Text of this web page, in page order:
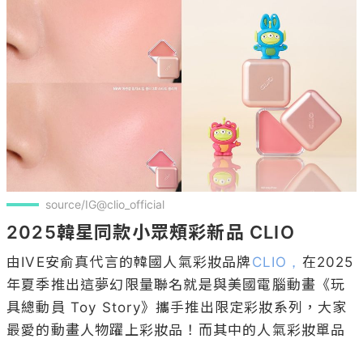
source/IG@clio_official
2025韓星同款小眾頰彩新品 CLIO
由IVE安俞真代言的韓國人氣彩妝品牌CLIO， 在2025
年夏季推出這夢幻限量聯名就是與美國電腦動畫《玩
具總動員 Toy Story》攜手推出限定彩妝系列，大家
最愛的動畫人物躍上彩妝品！而其中的人氣彩妝單品